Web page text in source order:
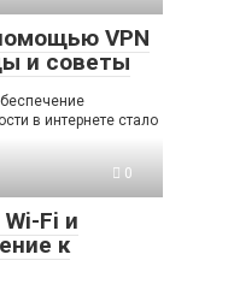
VPN
и советы
в интернете стало
0
Fi и
к